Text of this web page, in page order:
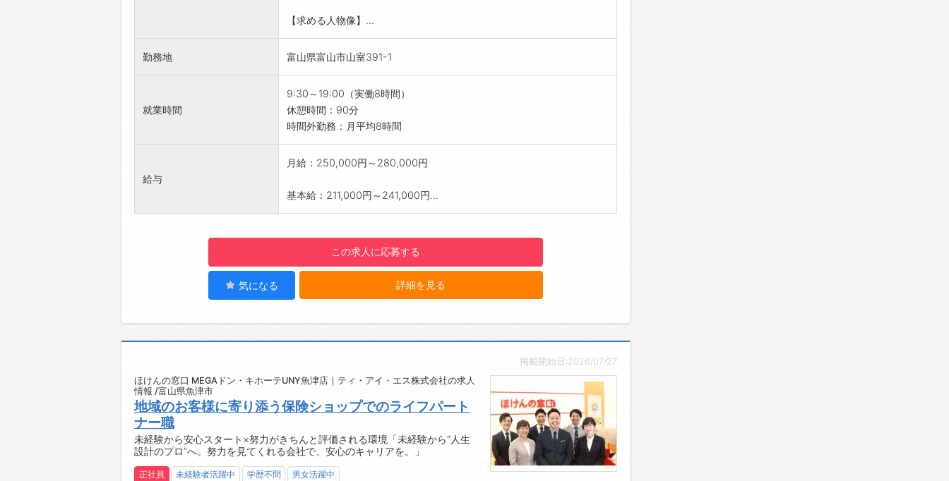
19:00 退社
お客様と向き合う時間が多く、数字に追われるより“関係を築く”仕事で
す。
【アピールポイント】
★教育制度が充実
入社後2か月の基礎研修＋1年間のフォローアップ研修で、安心してスタ
ートできます。
す。
★年2回昇給＆社内表彰制度
努力を見てくれる会社文化。若竹賞・若鷹賞・社長賞など、頑張りをし
★営業経費は全額会社負担
交通費・資料費・資格受験費など、すべて会社負担。安心して提案に集
中できます。
★完全週休2日・年間休日121日
仕事もプライベートも大切に。メリハリを持って働ける環境です。
お客様に寄り添い、「ありがとう」と言われる瞬間があなたの成長の
証。
この仕事には、人の人生に関わる“やりがい”と“誇り”があります。
【求める人物像】...
勤務地 富山県富山市山室391-1
就業時間
9:30～19:00（実働8時間）
休憩時間：90分
時間外勤務：月平均8時間
給与
月給：250,000円～280,000円
基本給：211,000円～241,000円...
この求人に応募する
気になる 詳細を見る
掲載開始日:2026/07/27
ほけんの窓口 MEGAドン・キホーテUNY魚津店｜ティ・アイ・エス株式会社の求人
情報 /富山県魚津市
地域のお客様に寄り添う保険ショップでのライフパート
ナー職
未経験から安心スタート×努力がきちんと評価される環境「未経験から“人生
設計のプロ”へ。努力を見てくれる会社で、安心のキャリアを。」
正社員 未経験者活躍中 学歴不問 男女活躍中